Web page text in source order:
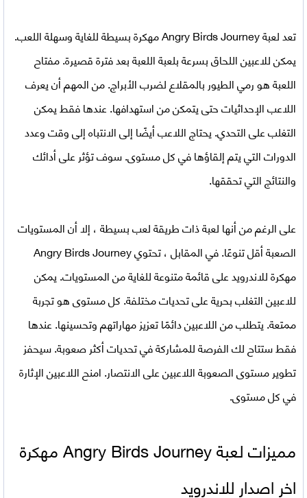
تعدلعبة Angry Birds Journey مهكرة
بسيطة للغاية وسهلة اللعب.
يمكن للاعبين اللحاق بسرعة بلعبة اللعبة بعد فترة قصيرة. مفتاح
اللعبة هو رمي الطيور بالمقلاع لضرب الأبراج. من المهم أن يعرف
اللاعب الإحداثيات حتى يتمكن من استهدافها. عندها فقط يمكن
التغلب على التحدي. يحتاج اللاعب أيضًا إلى الانتباه إلى وقت وعدد
الدورات التي يتم إلقاؤها في كل مستوى. سوف تؤثر على أدائك
والنتائج التي تحققها.
على الرغم من أنها لعبة ذات طريقة لعب بسيطة ، إلا أن المستويات
الصعبة أقل تنوعًا. في المقابل ، تحتويAngry Birds Journey
مهكرة للاندرويدعلى قائمة متنوعة للغاية من المستويات. يمكن
للاعبين التغلب بحرية على تحديات مختلفة. كل مستوى هو تجربة
ممتعة. يتطلب من اللاعبين دائمًا تعزيز مهاراتهم وتحسينها. عندها
فقط ستتاح لك الفرصة للمشاركة في تحديات أكثر صعوبة. سيحفز
تطوير مستوى الصعوبة اللاعبين على الانتصار. امنح اللاعبين الإثارة
في كل مستوى.
مميزات
لعبة Angry Birds Journey مهكرة
اخر اصدار للاندرويد